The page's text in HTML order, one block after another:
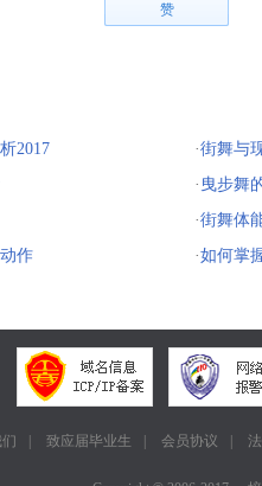
赞
2017 ·街舞与
· 曳步舞
·街舞体
作 ·如何掌
致应届毕业生 会员协议